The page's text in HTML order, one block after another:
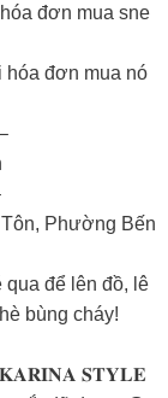
đơn mua sne
hóa đơn mua nó
Phường Bến
để lên đồ, lê
bùng cháy!
𝐒𝐓𝐘𝐋𝐄